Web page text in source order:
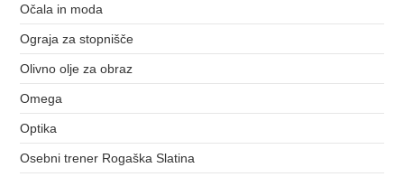
Očala in moda
Ograja za stopnišče
Olivno olje za obraz
Omega
Optika
Osebni trener Rogaška Slatina